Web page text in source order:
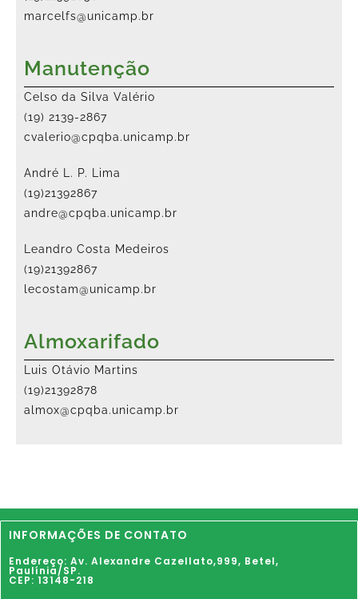
marcelfs@unicamp.br
Manutenção
Celso da Silva Valério
(19) 2139-2867
cvalerio@cpqba.unicamp.br
André L. P. Lima
(19)21392867
andre@cpqba.unicamp.br
Leandro Costa Medeiros
(19)21392867
lecostam@unicamp.br
Almoxarifado
Luis Otávio Martins
(19)21392878
almox@cpqba.unicamp.br
INFORMAÇÕES DE CONTATO
Endereço: Av. Alexandre Cazellato,999, Betel,
Paulínia/SP.
CEP: 13148-218